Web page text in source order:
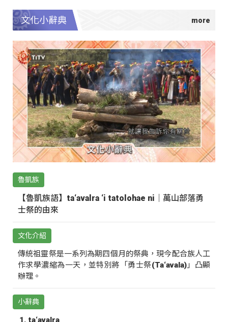
文化小辭典
魯凱族
【魯凱族語】ta‘avalra ‘i tatolohae ni｜萬山部落勇
士祭的由來
文化介紹
傳統祖靈祭是一系列為期四個月的祭典，現今配合族人工
作求學濃縮為一天，並特別將「勇士祭(Ta‘avala)」凸顯
辦理。
小辭典
ta‘avalra